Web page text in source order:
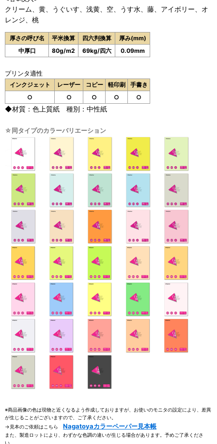
クリーム、黄、うぐいす、浅黄、空、うす水、藤、アイボリー、オ
レンジ、桃
厚さの呼び名 平米換算 四六判換算
厚み(mm)
中厚口
80g/m2 69kg/四六 0.09mm
プリンタ適性
インクジェット レーザー コピー 軽印刷
手書き
○
○ ○ ○ ○
◆材質：色上質紙 種別：中性紙
☆同タイプのカラーバリエーション
※商品画像の色は現物と近くなるよう作成しておりますが、お使いのモニタの設定により、差異
が生じることがございますので、ご了承ください。
→見本のご依頼はこちら Nagatoyaカラーペーパー見本帳
また、製造ロットにより、わずかな色調の違いが生じる場合があります。予めご了承くださ
い。